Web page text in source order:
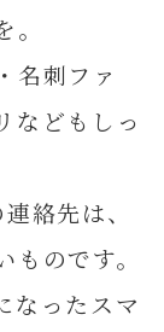
名刺ファ
などもしっ
絡先は、
のです。
なったスマ